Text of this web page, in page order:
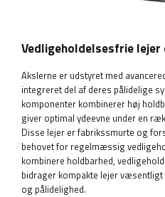
Vedligeholdelsesfrie
Akslerne er udstyret med
integreret del af deres pålidelige
komponenter kombinerer høj
giver optimal ydeevne under en
Disse lejer er fabrikssmurte og
behovet for regelmæssig
kombinere holdbarhed,
bidrager kompakte lejer
og pålidelighed.